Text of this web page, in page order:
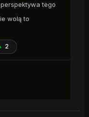
tego
wolą to
2